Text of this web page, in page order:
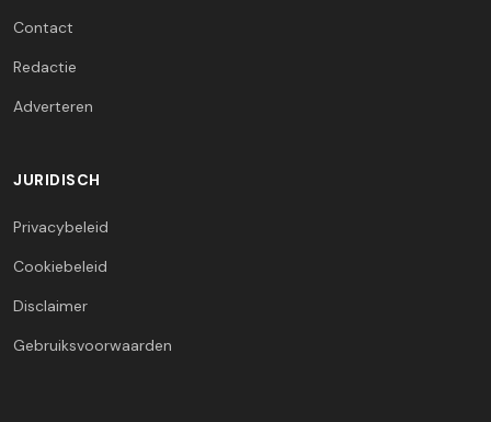
Contact
Redactie
Adverteren
JURIDISCH
Privacybeleid
Cookiebeleid
Disclaimer
Gebruiksvoorwaarden